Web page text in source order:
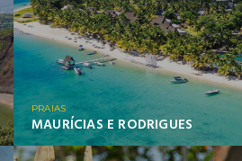
PRAIAS
MAURÍCIAS E RODRIGUES